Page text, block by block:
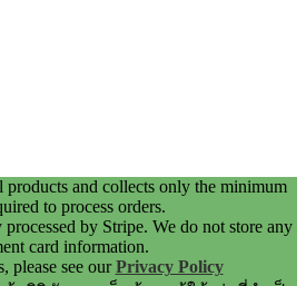
products and collects only the minimum
to process orders.
by Stripe. We do not store any
card information.
please see ourPrivacy Policy